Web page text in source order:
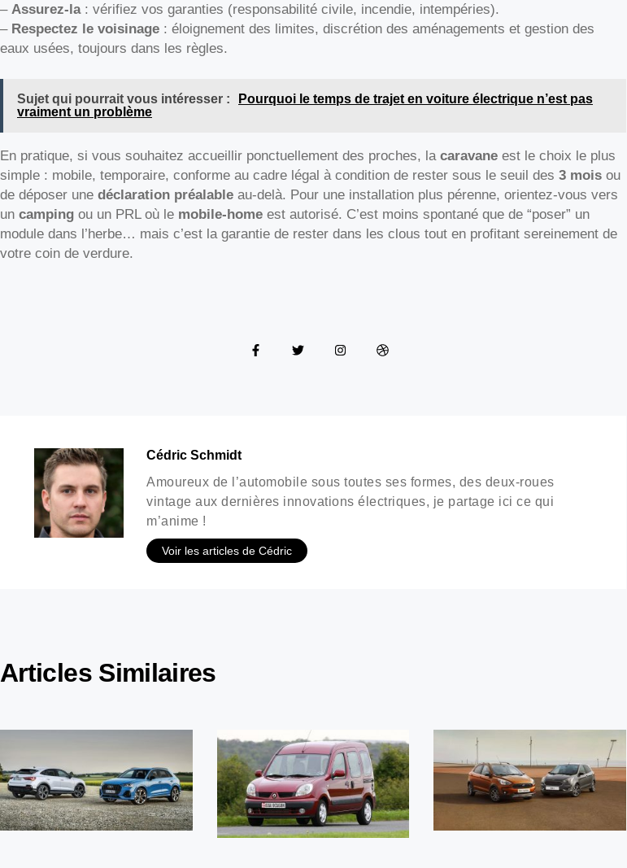
– Assurez-la: vérifiez vos garanties (responsabilité civile, incendie, intempéries).
– Respectez le voisinage : éloignement des limites, discrétion des aménagements et gestion des
eaux usées, toujours dans les règles.
Sujet qui pourrait vous intéresser :
Pourquoi le temps de trajet en voiture électrique n’est pas
vraiment un problème
En pratique, si vous souhaitez accueillir ponctuellement des proches, la caravane est le choix le plus
simple : mobile, temporaire, conforme au cadre légal à condition de rester sous le seuil des 3 mois ou
de déposer une déclaration préalable au-delà. Pour une installation plus pérenne, orientez-vous vers
un camping ou un PRL où le mobile-home est autorisé. C’est moins spontané que de “poser” un
module dans l’herbe… mais c’est la garantie de rester dans les clous tout en profitant sereinement de
votre coin de verdure.
Cédric Schmidt
Amoureux de l’automobile sous toutes ses formes, des deux-roues
vintage aux dernières innovations électriques, je partage ici ce qui
m’anime !
Voir les articles de Cédric
Articles Similaires